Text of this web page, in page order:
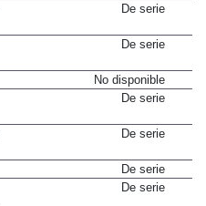
De serie
De serie
No disponible
De serie
De serie
De serie
De serie